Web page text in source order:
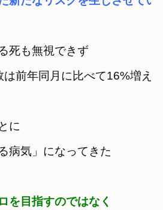
死も無視できず
前年同月に比べて16%増え
に
病気」になってきた
を目指すのではなく